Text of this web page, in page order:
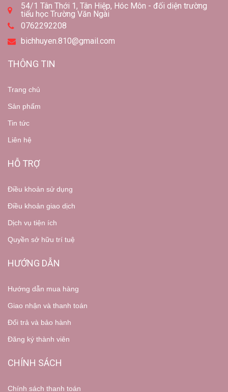
54/1 Tân Thới 1, Tân Hiệp, Hóc Môn - đối diện trường
tiểu học Trường Văn Ngài
0762292208
bichhuyen.810@gmail.com
THÔNG TIN
Trang chủ
Sản phẩm
Tin tức
Liên hệ
HỖ TRỢ
Điều khoản sử dụng
Điều khoản giao dịch
Dịch vụ tiện ích
Quyền sở hữu trí tuệ
HƯỚNG DẪN
Hướng dẫn mua hàng
Giao nhận và thanh toán
Đổi trả và bảo hành
Đăng ký thành viên
CHÍNH SÁCH
Chính sách thanh toán